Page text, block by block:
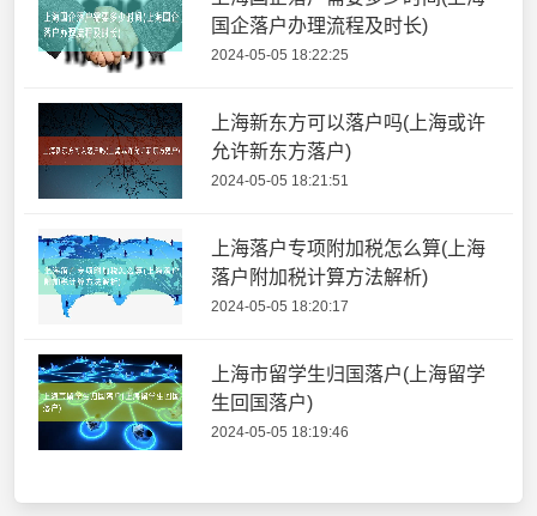
国企落户办理流程及时长)
2024-05-05 18:22:25
上海新东方可以落户吗(上海或许
允许新东方落户)
2024-05-05 18:21:51
上海落户专项附加税怎么算(上海
落户附加税计算方法解析)
2024-05-05 18:20:17
上海市留学生归国落户(上海留学
生回国落户)
2024-05-05 18:19:46